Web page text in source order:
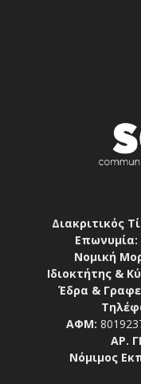
Διακριτικός
Επωνυμία:
Νομική
Ιδιοκτήτης &
Έδρα &
ΑΦΜ:
ΑΡ.
Νόμιμος